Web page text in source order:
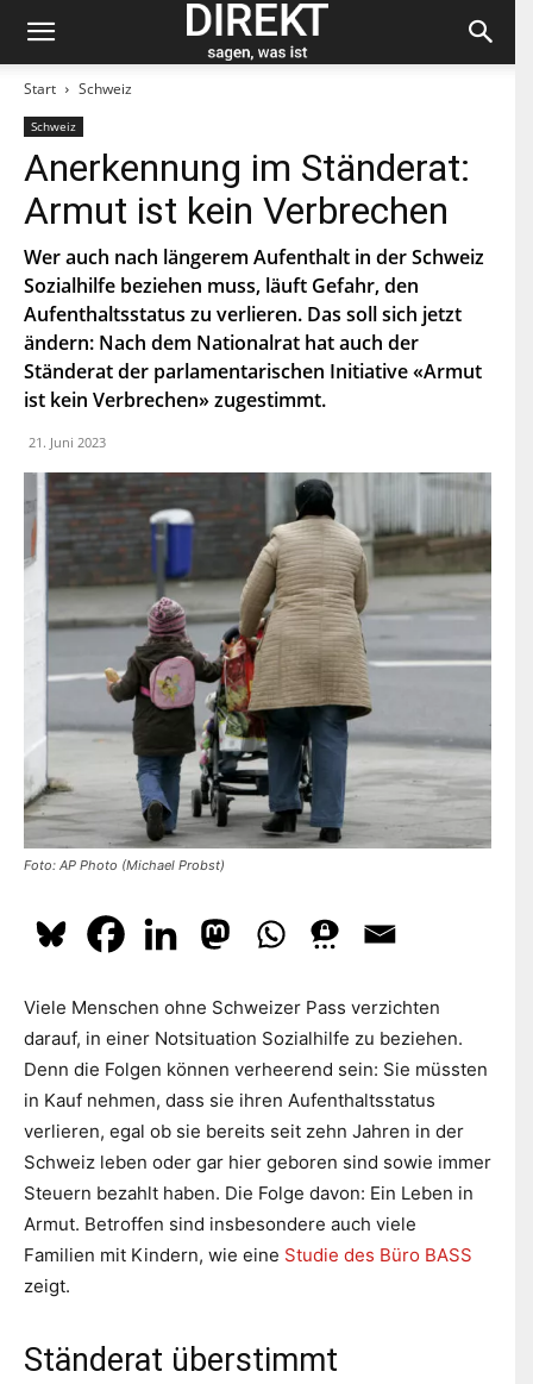
Start Schweiz
Schweiz
Anerkennung im Ständerat:
Armut ist kein Verbrechen
Wer auch nach längerem Aufenthalt in der Schweiz
Sozialhilfe beziehen muss, läuft Gefahr, den
Aufenthaltsstatus zu verlieren. Das soll sich jetzt
ändern: Nach dem Nationalrat hat auch der
Ständerat der parlamentarischen Initiative «Armut
ist kein Verbrechen» zugestimmt.
21. Juni 2023
Foto: AP Photo (Michael Probst)
Viele Menschen ohne Schweizer Pass verzichten
darauf, in einer Notsituation Sozialhilfe zu beziehen.
Denn die Folgen können verheerend sein: Sie müssten
in Kauf nehmen, dass sie ihren Aufenthaltsstatus
verlieren, egal ob sie bereits seit zehn Jahren in der
Schweiz leben oder gar hier geboren sind sowie immer
Steuern bezahlt haben. Die Folge davon: Ein Leben in
Armut. Betroffen sind insbesondere auch viele
Familien mit Kindern, wie eine Studie des Büro BASS
zeigt.
Ständerat überstimmt
Bleiben Sie auf dem neuesten Stand und
abonnieren Sie unseren «direkt»-Newsletter.
o
r
n
a
m
e
a
c
n
a
e
E
M
iP
Z
Indem Du Dich zum Newsletter einschreibst, stimmst Du
zu, dass die SP Dich auf dem Laufenden halten darf. Mehr
dazuhier.
ABONNIEREN